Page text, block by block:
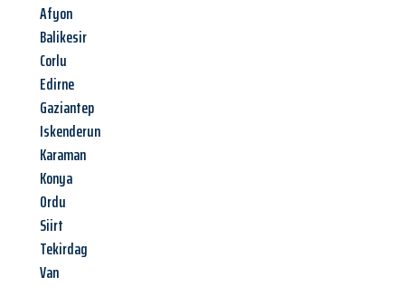
Afyon
Balikesir
Corlu
Edirne
Gaziantep
Iskenderun
Karaman
Konya
Ordu
Siirt
Tekirdag
Van